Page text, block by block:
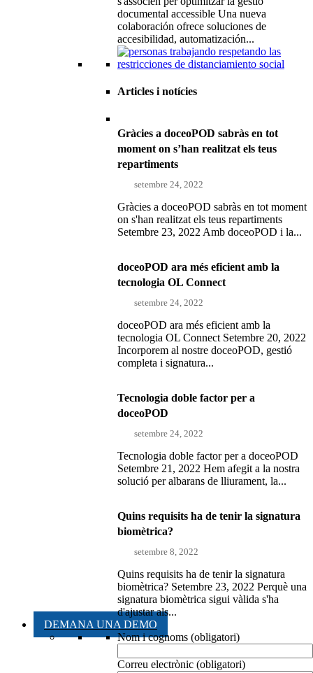
documental accessible Una nueva
colaboración ofrece soluciones de
accesibilidad, automatización...
Articles i notícies
Gràcies a doceoPOD sabràs en tot
moment on s’han realitzat els teus
repartiments
setembre 24, 2022
Gràcies a doceoPOD sabràs en tot moment
on s'han realitzat els teus repartiments
Setembre 23, 2022 Amb doceoPOD i la...
doceoPOD ara més eficient amb la
tecnologia OL Connect
setembre 24, 2022
doceoPOD ara més eficient amb la
tecnologia OL Connect Setembre 20, 2022
Incorporem al nostre doceoPOD, gestió
completa i signatura...
Tecnologia doble factor per a
doceoPOD
setembre 24, 2022
Tecnologia doble factor per a doceoPOD
Setembre 21, 2022 Hem afegit a la nostra
solució per albarans de lliurament, la...
Quins requisits ha de tenir la signatura
biomètrica?
setembre 8, 2022
Quins requisits ha de tenir la signatura
biomètrica? Setembre 23, 2022 Perquè una
signatura biomètrica sigui vàlida s'ha
d'ajustar als...
DEMANA UNA DEMO
Nom i cognoms (obligatori)
Correu electrònic (obligatori)